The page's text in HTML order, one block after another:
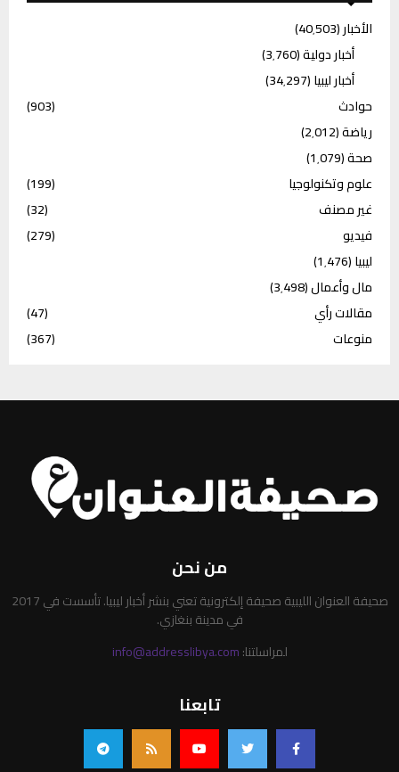
الأخبار(40٬503)
أخبار دولية(3٬760)
أخبار ليبيا(34٬297)
حوادث
(903)
رياضة(2٬012)
صحة(1٬079)
علوم وتكنولوجيا
(199)
غير مصنف
(32)
فيديو
(279)
ليبيا(1٬476)
مال وأعمال(3٬498)
مقالات رأي
(47)
منوعات
(367)
من نحن
صحيفة العنوان الليبية صحيفة إلكترونية تعني بنشر أخبار ليبيا. تأسست في 2017
في مدينة بنغازي.
لمراسلتنا:info@addresslibya.com
تابعنا